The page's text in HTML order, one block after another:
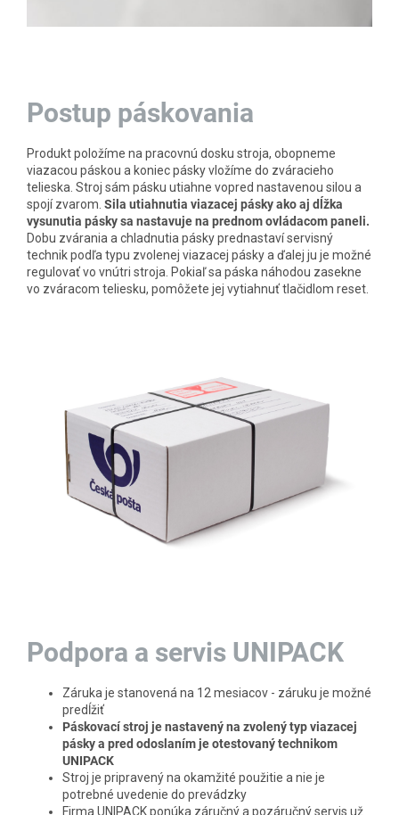
Postup páskovania
Produkt položíme na pracovnú dosku stroja, obopneme
viazacou páskou a koniec pásky vložíme do zváracieho
telieska. Stroj sám pásku utiahne vopred nastavenou silou a
spojí zvarom. Sila utiahnutia viazacej pásky ako aj dĺžka
vysunutia pásky sa nastavuje na prednom ovládacom paneli.
Dobu zvárania a chladnutia pásky prednastaví servisný
technik podľa typu zvolenej viazacej pásky a ďalej ju je možné
regulovať vo vnútri stroja. Pokiaľ sa páska náhodou zasekne
vo zváracom teliesku, pomôžete jej vytiahnuť tlačidlom reset.
Podpora a servis UNIPACK
Záruka je stanovená na 12 mesiacov - záruku je možné
predĺžiť
Páskovací stroj je nastavený na zvolený typ viazacej
pásky a pred odoslaním je otestovaný technikom
UNIPACK
Stroj je pripravený na okamžité použitie a nie je
potrebné uvedenie do prevádzky
Firma UNIPACK ponúka záručný a pozáručný servis už